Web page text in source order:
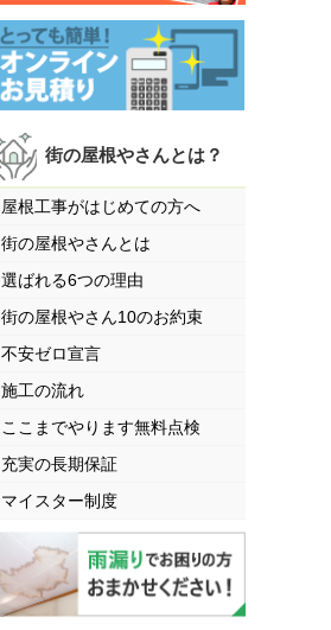
街の屋根やさんとは？
屋根工事がはじめての方へ
街の屋根やさんとは
選ばれる6つの理由
街の屋根やさん10のお約束
不安ゼロ宣言
施工の流れ
ここまでやります無料点検
充実の長期保証
マイスター制度